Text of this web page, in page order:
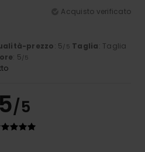
Acquisto verificato
prezzo: 5 /5 Taglia: Taglia
: 5 /5
5/5